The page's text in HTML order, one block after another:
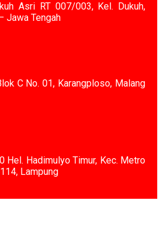
Asri RT 007/003, Kel. Dukuh,
Jawa Tengah
C No. 01, Karangploso, Malang
Hel. Hadimulyo Timur, Kec. Metro
Lampung